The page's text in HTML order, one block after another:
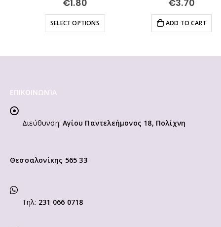
1.80
SELECT OPTIONS
3.70
ADD TO CART
ΕΠΙΚΟΙΝΩΝΊΑ
Διεύθυνση: Αγίου Παντελεήμονος 18, Πολίχνη
Θεσσαλονίκης 565 33
Τηλ: 231 066 0718